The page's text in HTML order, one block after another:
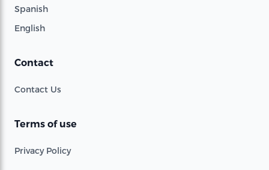
Spanish
English
Contact
Contact Us
Terms of use
Privacy Policy